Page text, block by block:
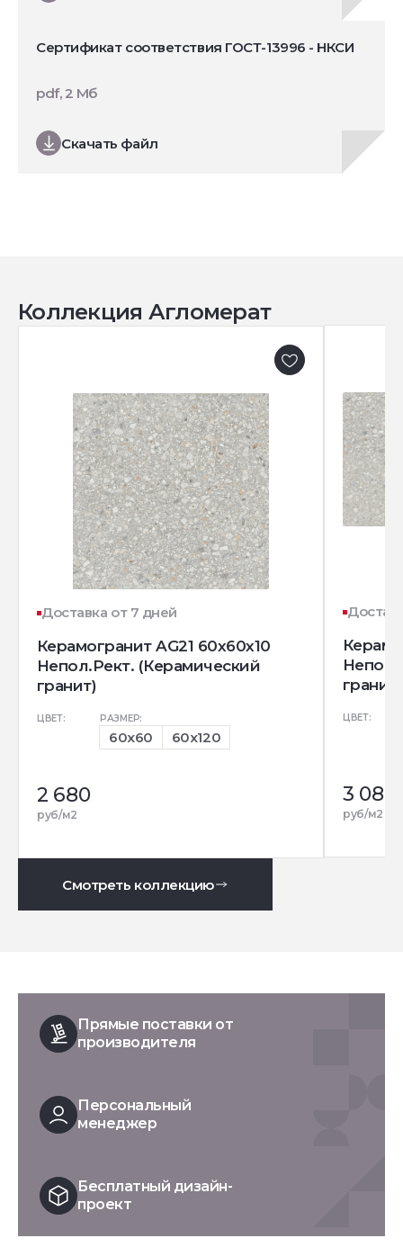
Сертификат соответствия ГОСТ-13996 - НКСИ
Скачать файл
pdf, 2 Мб
Коллекция Агломерат
Доставка от 7 дней
Керамогранит AG21 60x60x10
Непол.Рект. (Керамический
гранит)
ЦВЕТ: РАЗМЕР:
60x60 60x120
2 680
руб/м2
гранит)
ЦВЕТ:
3 080
руб/м2
Смотреть коллекцию
Прямые поставки от
производителя
Персональный
менеджер
Бесплатный дизайн-
проект